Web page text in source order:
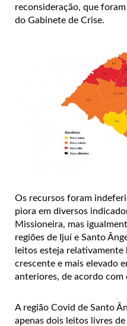
reconsideração, que
do Gabinete de Crise.
Os recursos foram
piora em diversos
Missioneira, mas
regiões de Ijuí e Santo
leitos esteja
crescente e mais elevado
anteriores, de acordo com
A região Covid de Santo
apenas dois leitos livres